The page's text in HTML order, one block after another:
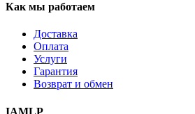
Как мы работаем
Доставка
Оплата
Услуги
Гарантия
Возврат и обмен
IAMLP